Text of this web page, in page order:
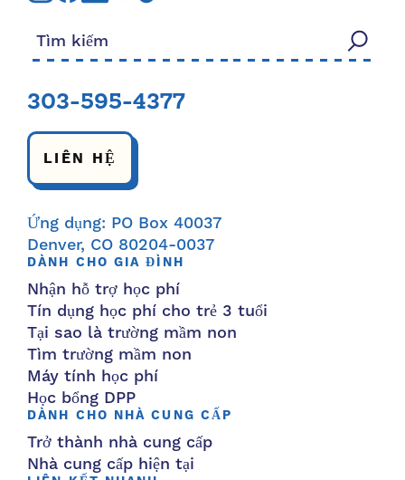
Tìm kiếm:
303-595-4377
LIÊN HỆ
Ứng dụng: PO Box 40037
Denver, CO 80204-0037
DÀNH CHO GIA ĐÌNH
Nhận hỗ trợ học phí
Tín dụng học phí cho trẻ 3 tuổi
Tại sao là trường mầm non
Tìm trường mầm non
Máy tính học phí
Học bổng DPP
DÀNH CHO NHÀ CUNG CẤP
Trở thành nhà cung cấp
Nhà cung cấp hiện tại